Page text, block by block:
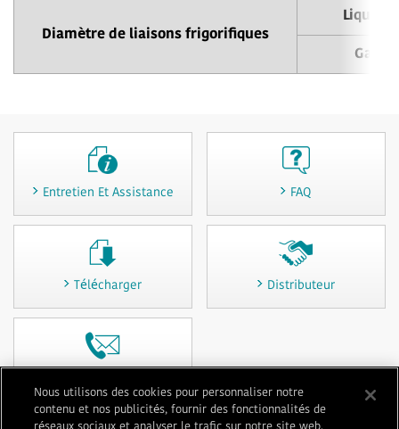
Diamètre de liaisons frigorifiques
Liquide
Gaz
Entretien Et Assistance FAQ
Télécharger Distributeur
Nous utilisons des cookies pour personnaliser notre
contenu et nos publicités, fournir des fonctionnalités de